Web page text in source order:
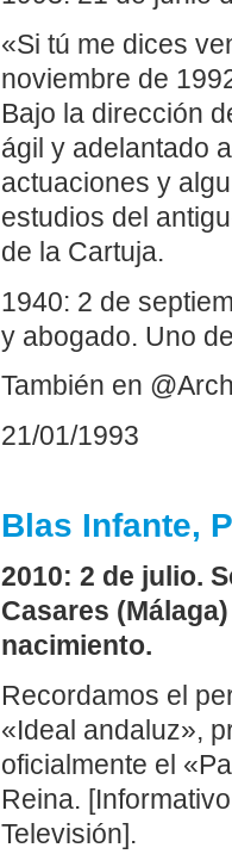
«Si tú me dices
noviembre de
Bajo la dirección
ágil y adelantado
actuaciones y
estudios del
de la Cartuja.
1940: 2 de
y abogado. Uno
También en
21/01/1993
Blas Infante,
2010: 2 de julio.
Casares
nacimiento.
Recordamos el
«Ideal andaluz»,
oficialmente el
Reina.
Televisión].